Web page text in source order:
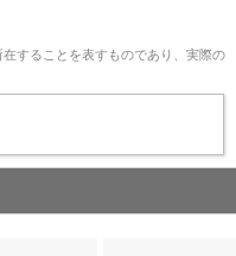
することを表すものであり、実際の